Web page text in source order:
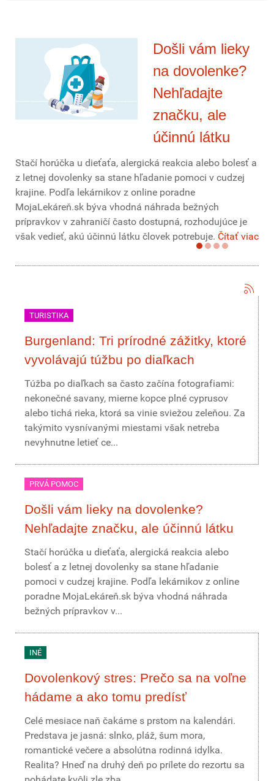
Došli vám lieky
na dovolenke?
Nehľadajte
značku, ale
účinnú látku
Stačí horúčka u dieťaťa, alergická reakcia alebo bolesť a
z letnej dovolenky sa stane hľadanie pomoci v cudzej
krajine. Podľa lekárnikov z online poradne
MojaLekáreň.sk býva vhodná náhrada bežných
prípravkov v zahraničí často dostupná, rozhodujúce je
však vedieť, akú účinnú látku človek potrebuje. Čítať viac
TURISTIKA
Burgenland: Tri prírodné zážitky, ktoré
vyvolávajú túžbu po diaľkach
Túžba po diaľkach sa často začína fotografiami:
nekonečné savany, mierne kopce plné cyprusov
alebo tichá rieka, ktorá sa vinie sviežou zeleňou. Za
takýmito vysnívanými miestami však netreba
nevyhnutne letieť ce...
PRVÁ POMOC
Došli vám lieky na dovolenke?
Nehľadajte značku, ale účinnú látku
Stačí horúčka u dieťaťa, alergická reakcia alebo
bolesť a z letnej dovolenky sa stane hľadanie
pomoci v cudzej krajine. Podľa lekárnikov z online
poradne MojaLekáreň.sk býva vhodná náhrada
bežných prípravkov v...
INÉ
Dovolenkový stres: Prečo sa na voľne
hádame a ako tomu predísť
Celé mesiace naň čakáme s prstom na kalendári.
Predstava je jasná: slnko, pláž, šum mora,
romantické večere a absolútna rodinná idylka.
Realita? Hneď na druhý deň po prílete do rezortu sa